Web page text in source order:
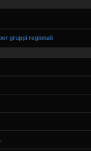
gruppi regionali